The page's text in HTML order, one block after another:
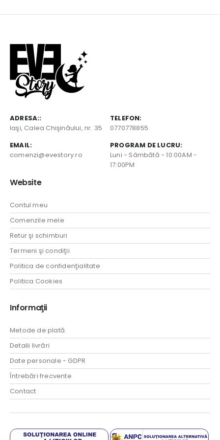
ADRESA::
Iaşi, Calea Chişinăului, nr. 35
TELEFON:
0770778855
EMAIL:
comenzi@evestory.ro
PROGRAM DE LUCRU:
Luni - Sâmbătă - 10:00AM -
17:00PM
Website
Contul meu
Comenzile mele
Retur şi schimburi
Termeni şi condiţii
Politica de confidenţialitate
Politica Cookies
Informaţii
Metode de plată
Detalii livrări
Date personale - GDPR
Întrebări frecvente
Contact